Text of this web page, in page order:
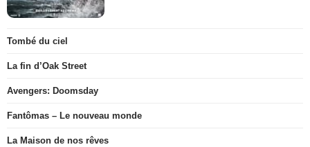
Tombé du ciel
La fin d’Oak Street
Avengers: Doomsday
Fantômas – Le nouveau monde
La Maison de nos rêves